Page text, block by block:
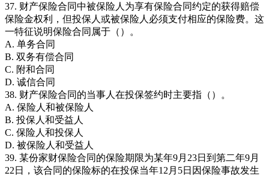
37. 财产保险合同中被保险人为享有保险合同约定的获得赔偿
保险金权利，但投保人或被保险人必须支付相应的保险费。这
一特征说明保险合同属于（）。
A. 单务合同
B. 双务有偿合同
C. 附和合同
D. 诚信合同
38. 财产保险合同的当事人在投保签约时主要指（）。
A. 保险人和被保险人
B. 投保人和受益人
C. 保险人和投保人
D. 被保险人和受益人
39. 某份家财保险合同的保险期限为某年9月23日到第二年9月
22日，该合同的保险标的在投保当年12月5日因保险事故发生